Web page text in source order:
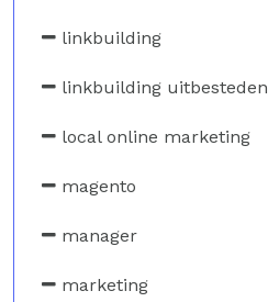
linkbuilding
linkbuilding uitbesteden
local online marketing
magento
manager
marketing